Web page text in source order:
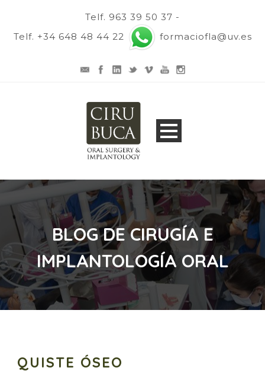
Telf. 963 39 50 37 -
Telf. +34 648 48 44 22
formaciofla@uv.es
BLOG DE CIRUGÍA E
IMPLANTOLOGÍA ORAL
QUISTE ÓSEO